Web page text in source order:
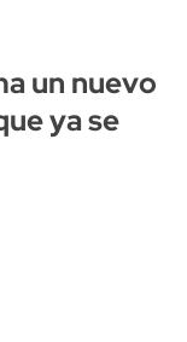
un nuevo
ya se